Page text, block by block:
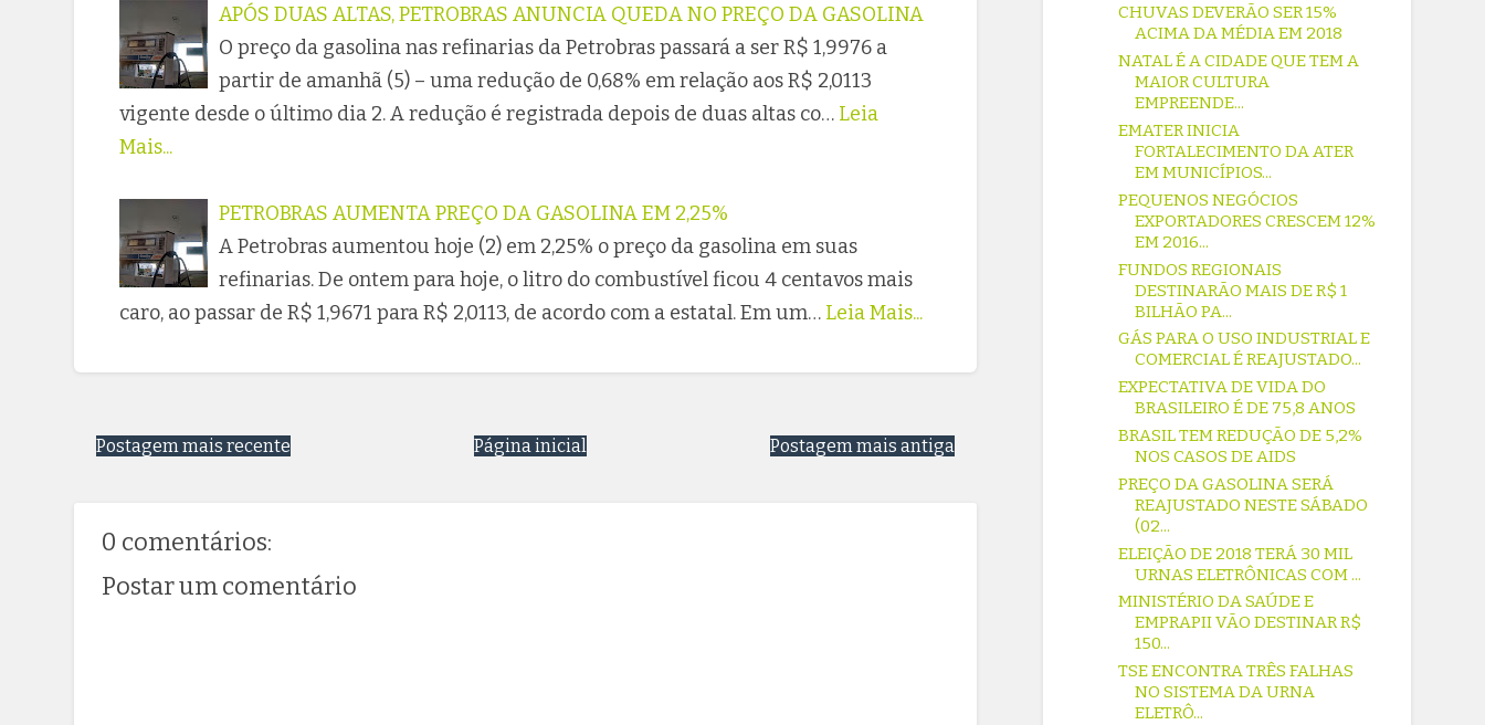
APÓS DUAS ALTAS, PETROBRAS ANUNCIA QUEDA NO PREÇO DA GASOLINA
O preço da gasolina nas refinarias da Petrobras passará a ser R$ 1,9976 a
partir de amanhã (5) – uma redução de 0,68% em relação aos R$ 2,0113
vigente desde o último dia 2. A redução é registrada depois de duas altas co… Leia
Mais...
PETROBRAS AUMENTA PREÇO DA GASOLINA EM 2,25%
A Petrobras aumentou hoje (2) em 2,25% o preço da gasolina em suas
refinarias. De ontem para hoje, o litro do combustível ficou 4 centavos mais
caro, ao passar de R$ 1,9671 para R$ 2,0113, de acordo com a estatal. Em um… Leia Mais...
Postagem mais recente Postagem mais antiga
Página inicial
0 comentários:
Postar um comentário
CHUVAS DEVERÃO SER 15%
ACIMA DA MÉDIA EM 2018
NATAL É A CIDADE QUE TEM A
MAIOR CULTURA
EMPREENDE...
EMATER INICIA
FORTALECIMENTO DA ATER
EM MUNICÍPIOS...
PEQUENOS NEGÓCIOS
EXPORTADORES CRESCEM 12%
EM 2016...
FUNDOS REGIONAIS
DESTINARÃO MAIS DE R$ 1
BILHÃO PA...
GÁS PARA O USO INDUSTRIAL E
COMERCIAL É REAJUSTADO...
EXPECTATIVA DE VIDA DO
BRASILEIRO É DE 75,8 ANOS
BRASIL TEM REDUÇÃO DE 5,2%
NOS CASOS DE AIDS
PREÇO DA GASOLINA SERÁ
REAJUSTADO NESTE SÁBADO
(02...
ELEIÇÃO DE 2018 TERÁ 30 MIL
URNAS ELETRÔNICAS COM ...
MINISTÉRIO DA SAÚDE E
EMPRAPII VÃO DESTINAR R$
150...
TSE ENCONTRA TRÊS FALHAS
NO SISTEMA DA URNA
ELETRÔ...